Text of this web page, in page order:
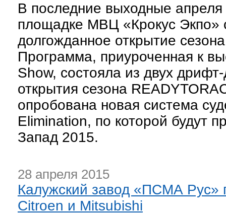
В последние выходные
площадке МВЦ «Крокус Экпо»
долгожданное открытие
Программа, приуроченная к
Show, состояла из двух
открытия сезона
опробована новая система
Elimination, по которой будут
Запад 2015.
28 апреля 2015
Калужский завод «ПСМА Рус»
Citroеn и Mitsubishi